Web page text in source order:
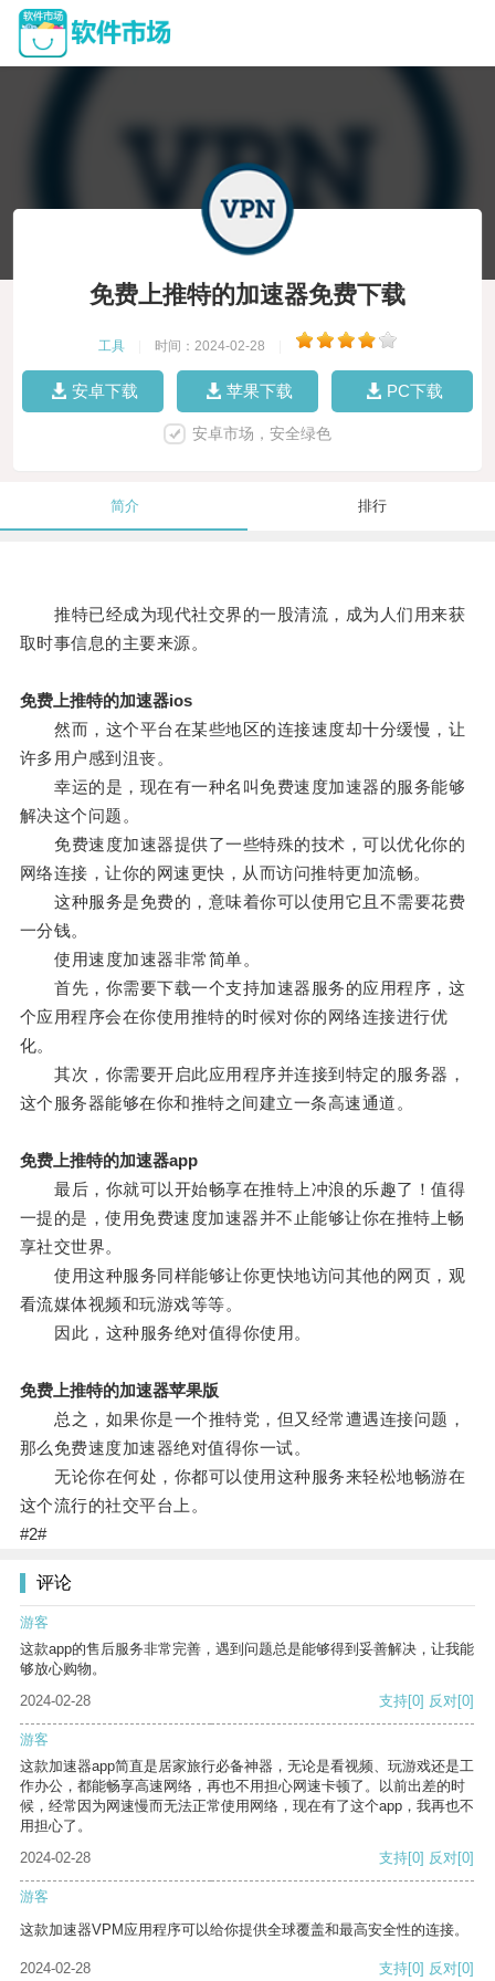
免费上推特的加速器免费下载
工具 时间：2024-02-28
安卓下载 苹果下载 PC下载
安卓市场，安全绿色
简介 排行
推特已经成为现代社交界的一股清流，成为人们用来获
取时事信息的主要来源。
免费上推特的加速器ios
然而，这个平台在某些地区的连接速度却十分缓慢，让
许多用户感到沮丧。
幸运的是，现在有一种名叫免费速度加速器的服务能够
解决这个问题。
免费速度加速器提供了一些特殊的技术，可以优化你的
网络连接，让你的网速更快，从而访问推特更加流畅。
这种服务是免费的，意味着你可以使用它且不需要花费
一分钱。
使用速度加速器非常简单。
首先，你需要下载一个支持加速器服务的应用程序，这
个应用程序会在你使用推特的时候对你的网络连接进行优
化。
其次，你需要开启此应用程序并连接到特定的服务器，
这个服务器能够在你和推特之间建立一条高速通道。
免费上推特的加速器app
最后，你就可以开始畅享在推特上冲浪的乐趣了！值得
一提的是，使用免费速度加速器并不止能够让你在推特上畅
享社交世界。
使用这种服务同样能够让你更快地访问其他的网页，观
看流媒体视频和玩游戏等等。
因此，这种服务绝对值得你使用。
免费上推特的加速器苹果版
总之，如果你是一个推特党，但又经常遭遇连接问题，
那么免费速度加速器绝对值得你一试。
无论你在何处，你都可以使用这种服务来轻松地畅游在
这个流行的社交平台上。
#2#
评论
游客
这款app的售后服务非常完善，遇到问题总是能够得到妥善解决，让我能
够放心购物。
2024-02-28
支持[0] 反对[0]
游客
这款加速器app简直是居家旅行必备神器，无论是看视频、玩游戏还是工
作办公，都能畅享高速网络，再也不用担心网速卡顿了。以前出差的时
候，经常因为网速慢而无法正常使用网络，现在有了这个app，我再也不
用担心了。
2024-02-28
支持[0] 反对[0]
游客
这款加速器VPM应用程序可以给你提供全球覆盖和最高安全性的连接。
2024-02-28 支持[0] 反对[0]